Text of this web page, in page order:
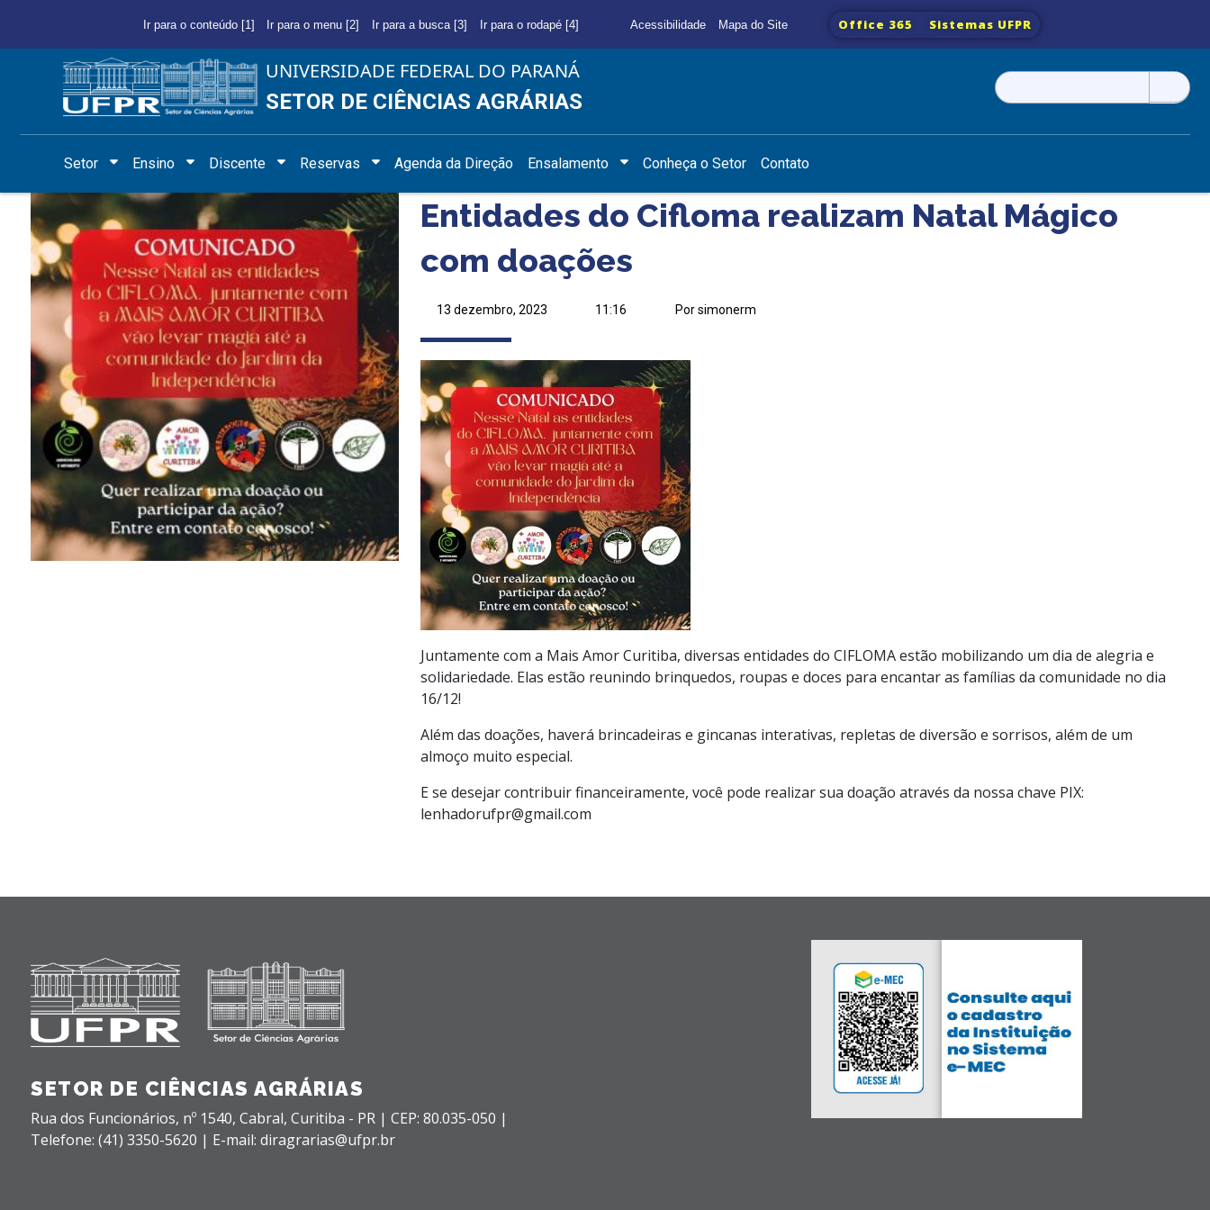
Ir para o conteúdo [1] Ir para o menu [2] Ir para a busca [3] Ir para o rodapé [4] Acessibilidade Mapa do Site Office 365 Sistemas UFPR
UNIVERSIDADE FEDERAL DO PARANÁ
SETOR DE CIÊNCIAS AGRÁRIAS
Pesquisar
por:
Setor Ensino Discente Reservas Agenda da Direção Ensalamento Conheça o Setor Contato
Entidades do Cifloma realizam Natal Mágico
com doações
13 dezembro, 2023 11:16 Por simonerm
Juntamente com a Mais Amor Curitiba, diversas entidades do CIFLOMA estão mobilizando um dia de alegria e
solidariedade. Elas estão reunindo brinquedos, roupas e doces para encantar as famílias da comunidade no dia
16/12!
Além das doações, haverá brincadeiras e gincanas interativas, repletas de diversão e sorrisos, além de um
almoço muito especial.
E se desejar contribuir financeiramente, você pode realizar sua doação através da nossa chave PIX:
lenhadorufpr@gmail.com
SETOR DE CIÊNCIAS AGRÁRIAS
Rua dos Funcionários, nº 1540, Cabral, Curitiba - PR | CEP: 80.035-050 |
Telefone: (41) 3350-5620 | E-mail: diragrarias@ufpr.br